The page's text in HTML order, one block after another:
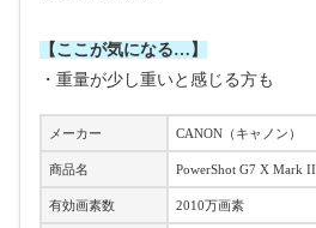
【ここが気になる…】
・重量が少し重いと感じる方も
メーカー CANON（キャノン）
商品名 PowerShot G7 X Mark II
有効画素数 2010万画素